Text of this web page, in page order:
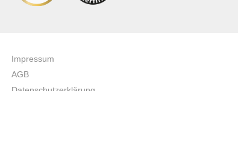
Impressum
AGB
Datenschutzerklärung